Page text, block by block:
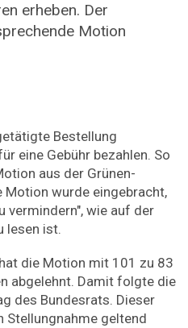
erheben. Der
Motion
Bestellung
eine Gebühr bezahlen. So
aus der Grünen-
Motion wurde eingebracht,
vermindern", wie auf der
lesen ist.
die Motion mit 101 zu 83
abgelehnt. Damit folgte die
des Bundesrats. Dieser
Stellungnahme geltend